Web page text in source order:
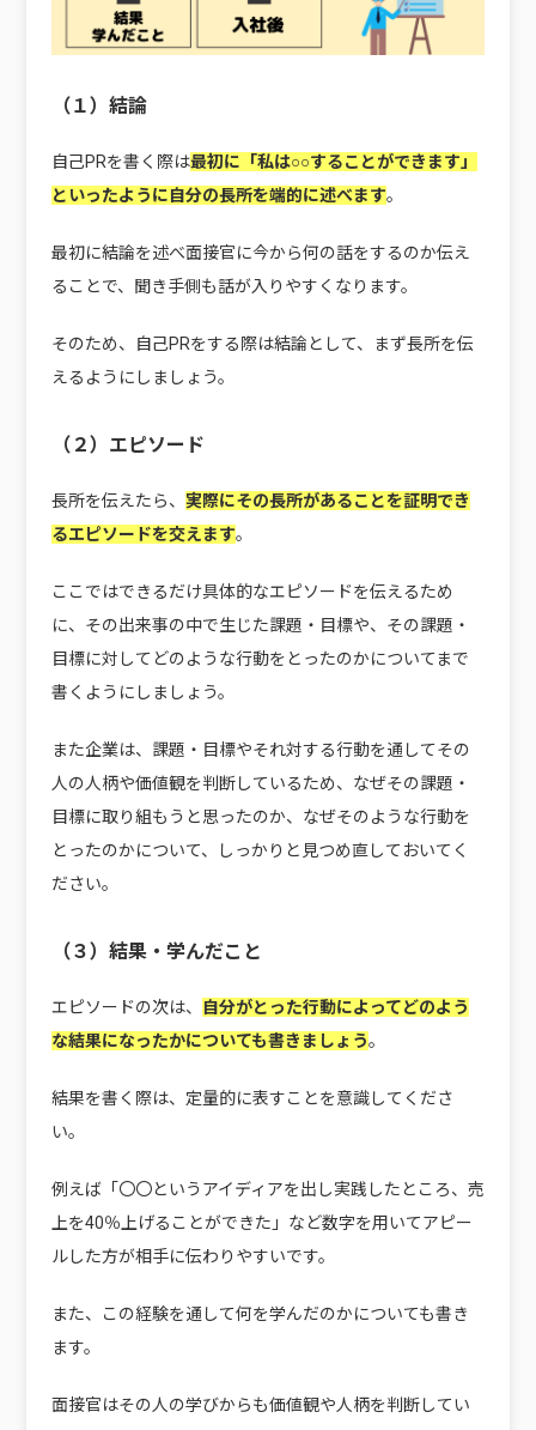
（１）結論
自己PRを書く際は最初に「私は○○することができます」
といったように自分の長所を端的に述べます。
最初に結論を述べ面接官に今から何の話をするのか伝え
ることで、聞き手側も話が入りやすくなります。
そのため、自己PRをする際は結論として、まず長所を伝
えるようにしましょう。
（２）エピソード
長所を伝えたら、 実際にその長所があることを証明でき
るエピソードを交えます。
ここではできるだけ具体的なエピソードを伝えるため
に、その出来事の中で生じた課題・目標や、その課題・
目標に対してどのような行動をとったのかについてまで
書くようにしましょう。
また企業は、課題・目標やそれ対する行動を通してその
人の人柄や価値観を判断しているため、なぜその課題・
目標に取り組もうと思ったのか、なぜそのような行動を
とったのかについて、しっかりと見つめ直しておいてく
ださい。
（３）結果・学んだこと
エピソードの次は、
自分がとった行動によってどのよう
な結果になったかについても書きましょう。
結果を書く際は、定量的に表すことを意識してくださ
い。
例えば「〇〇というアイディアを出し実践したところ、売
上を40％上げることができた」など数字を用いてアピー
ルした方が相手に伝わりやすいです。
また、この経験を通して何を学んだのかについても書き
ます。
面接官はその人の学びからも価値観や人柄を判断してい